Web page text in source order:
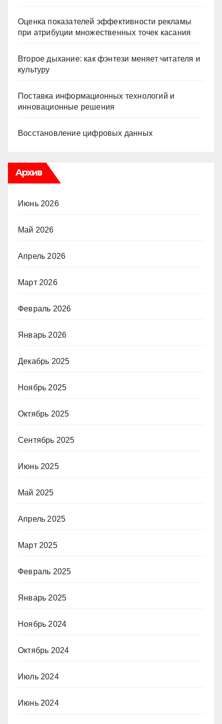
Оценка показателей эффективности рекламы
при атрибуции множественных точек касания
Второе дыхание: как фэнтези меняет читателя и
культуру
Поставка информационных технологий и
инновационные решения
Восстановление цифровых данных
Архив
Июнь 2026
Май 2026
Апрель 2026
Март 2026
Февраль 2026
Январь 2026
Декабрь 2025
Ноябрь 2025
Октябрь 2025
Сентябрь 2025
Июнь 2025
Май 2025
Апрель 2025
Март 2025
Февраль 2025
Январь 2025
Ноябрь 2024
Октябрь 2024
Июль 2024
Июнь 2024